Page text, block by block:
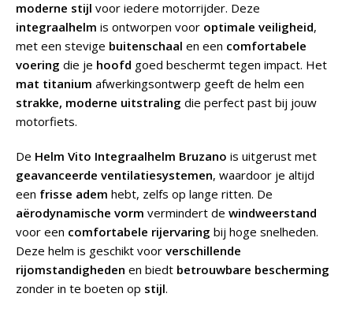
moderne stijl voor iedere motorrijder. Deze
integraalhelm is ontworpen voor optimale veiligheid,
met een stevige buitenschaal en een comfortabele
voering die je hoofd goed beschermt tegen impact. Het
mat titanium afwerkingsontwerp geeft de helm een
strakke, moderne uitstraling die perfect past bij jouw
motorfiets.
De Helm Vito Integraalhelm Bruzano is uitgerust met
geavanceerde ventilatiesystemen, waardoor je altijd
een frisse adem hebt, zelfs op lange ritten. De
aërodynamische vorm vermindert de windweerstand
voor een comfortabele rijervaring bij hoge snelheden.
Deze helm is geschikt voor verschillende
rijomstandigheden en biedt betrouwbare bescherming
zonder in te boeten op stijl.